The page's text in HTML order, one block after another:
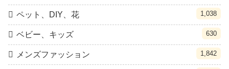
ペット、DIY、花 1,038
ベビー、キッズ 630
メンズファッション 1,842